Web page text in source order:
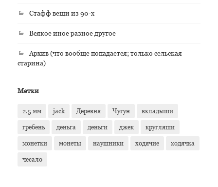
Стафф вещи из 90-х
Всякое иное разное другое
Архив (что вообще попадается; только сельская
старина)
Метки
2.5 мм jack Деревня Чугун вкладыши
гребень деньга деньги джек кругляши
монетки монеты наушники ходячие ходячка
чесало